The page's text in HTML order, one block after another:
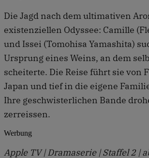
Die Jagd nach dem ultimativen
existenziellen Odyssee: Camille
und Issei (Tomohisa Yamashita)
Ursprung eines Weins, an dem
scheiterte. Die Reise führt sie von
Japan und tief in die eigene
Ihre geschwisterlichen Bande
zerreissen.
Werbung
Apple TV | Dramaserie | Staffel 2 |